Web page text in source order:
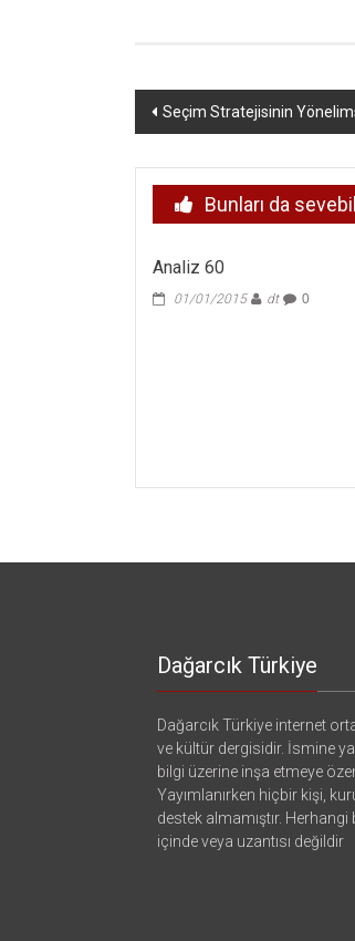
Yazı
Seçim Stratejisinin
Bunları da
Analiz 60
01/01/2015 dt 0
Dağarcık Türkiye
Dağarcık Türkiye internet
ve kültür dergisidir. İsmine
bilgi üzerine inşa etmeye
Yayımlanırken hiçbir kişi,
destek almamıştır.
içinde veya uzantısı değildir